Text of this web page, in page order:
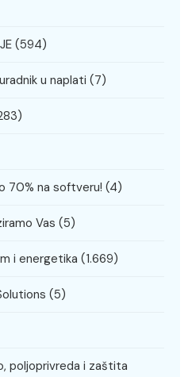
(594)
u naplati (7)
70% na softveru! (4)
Vas (5)
i energetika (1.669)
(5)
poljoprivreda i zaštita